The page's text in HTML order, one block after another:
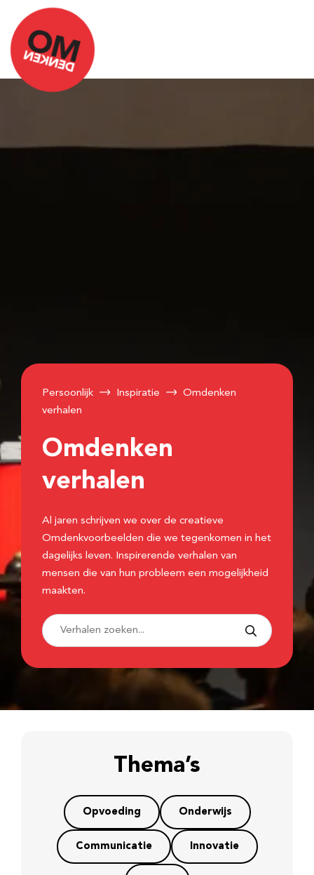
Persoonlijk Inspiratie
Omdenken
verhalen
Omdenken
verhalen
Al jaren schrijven we over de creatieve
Omdenkvoorbeelden die we tegenkomen in het
dagelijks leven. Inspirerende verhalen van
mensen die van hun probleem een mogelijkheid
maakten.
Thema’s
Opvoeding Onderwijs
Communicatie Innovatie